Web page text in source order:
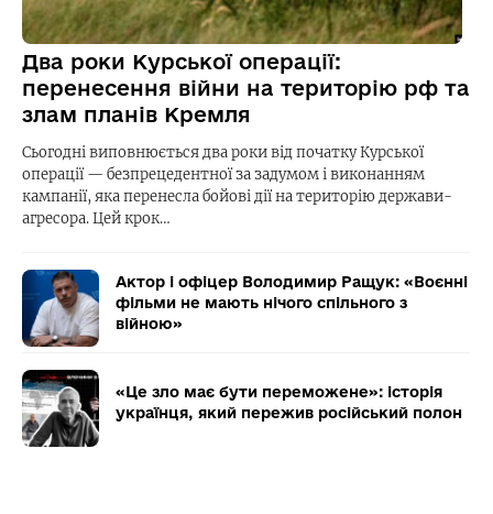
Два роки Курської операції:
перенесення війни на територію рф та
злам планів Кремля
Сьогодні виповнюється два роки від початку Курської
операції — безпрецедентної за задумом і виконанням
кампанії, яка перенесла бойові дії на територію держави-
агресора. Цей крок…
Актор і офіцер Володимир Ращук: «Воєнні
фільми не мають нічого спільного з
війною»
«Це зло має бути переможене»: історія
українця, який пережив російський полон